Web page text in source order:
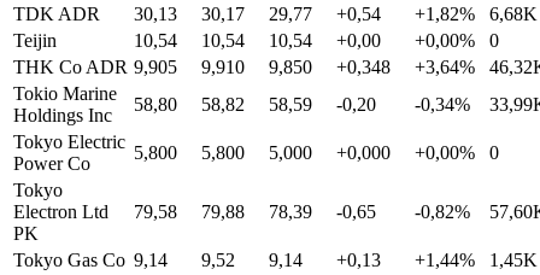
TDK ADR
30,13 30,17 29,77 +0,54 +1,82%
6,68K
Teijin
10,54 10,54 10,54 +0,00 +0,00%
0
THK Co ADR 9,905 9,910 9,850 +0,348 +3,64%
Tokio Marine
Holdings Inc
58,80 58,82 58,59 -0,20 -0,34%
Tokyo Electric
Power Co
5,800 5,800 5,000 +0,000 +0,00%
0
Tokyo
Electron Ltd
PK
79,58 79,88 78,39 -0,65 -0,82%
Tokyo Gas Co 9,14 9,52 9,14 +0,13 +1,44%
1,45K